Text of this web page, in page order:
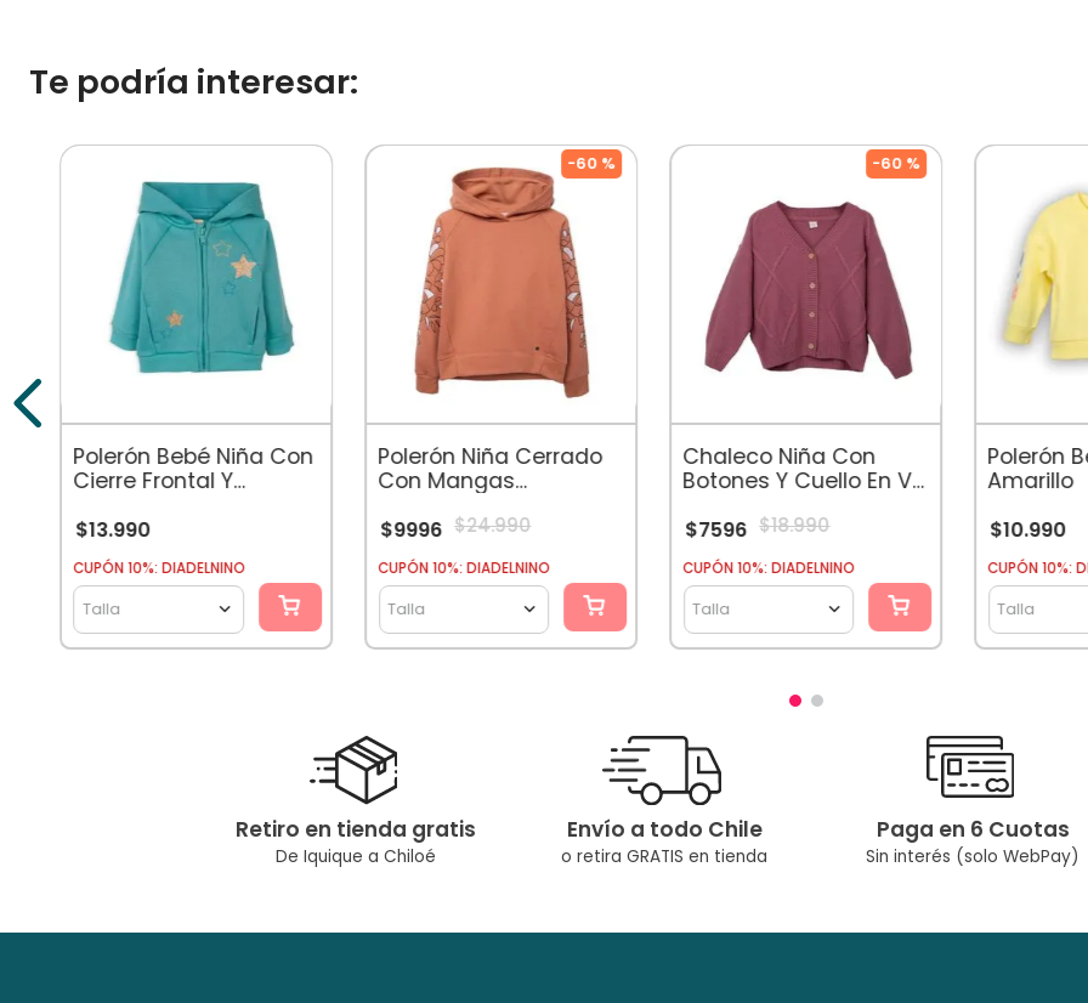
De
Mercado,
Su
Te podría interesar:
Polerón Bebé Niña Con
Cierre Frontal Y
$13.990
CUPÓN 10%: DIADELNINO
Talla
Polerón Niña Cerrado
Con Mangas
-60 %
$9996 $24.990
CUPÓN 10%: DIADELNINO
Talla
Chaleco Niña Con
Botones Y Cuello En V
-60 %
$7596 $18.990
CUPÓN 10%: DIADELNINO
Talla
Polerón
Amarillo
$10.990
CUPÓN 10%:
Talla
Retiro en tienda gratis
De Iquique a Chiloé
Envío a todo Chile
o retira GRATIS en tienda
Paga en 6 Cuotas
Sin interés (solo WebPay)